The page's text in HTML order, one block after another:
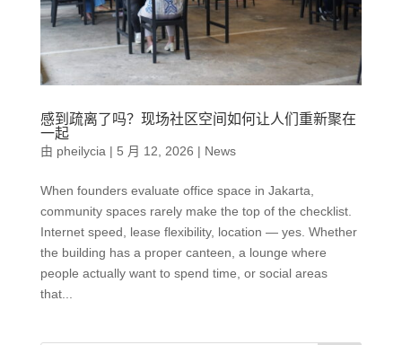
感到疏离了吗？现场社区空间如何让人们重新聚在
一起
由 pheilycia | 5 月 12, 2026 | News
When founders evaluate office space in Jakarta,
community spaces rarely make the top of the checklist.
Internet speed, lease flexibility, location — yes. Whether
the building has a proper canteen, a lounge where
people actually want to spend time, or social areas
that...